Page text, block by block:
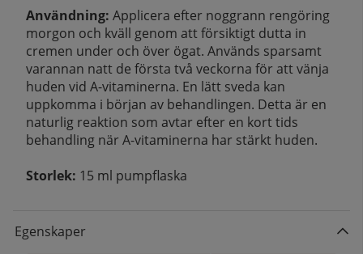
Användning: Applicera efter noggrann rengöring
morgon och kväll genom att försiktigt dutta in
cremen under och över ögat. Används sparsamt
varannan natt de första två veckorna för att vänja
huden vid A-vitaminerna. En lätt sveda kan
uppkomma i början av behandlingen. Detta är en
naturlig reaktion som avtar efter en kort tids
behandling när A-vitaminerna har stärkt huden.
Storlek: 15 ml pumpflaska
Egenskaper